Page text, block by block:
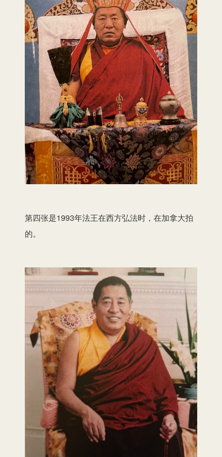
第四张是1993年法王在西方弘法时，在加拿大拍
的。